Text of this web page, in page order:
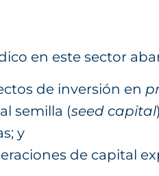
en este sector
de inversión en
semilla (seed capital
y
de capital